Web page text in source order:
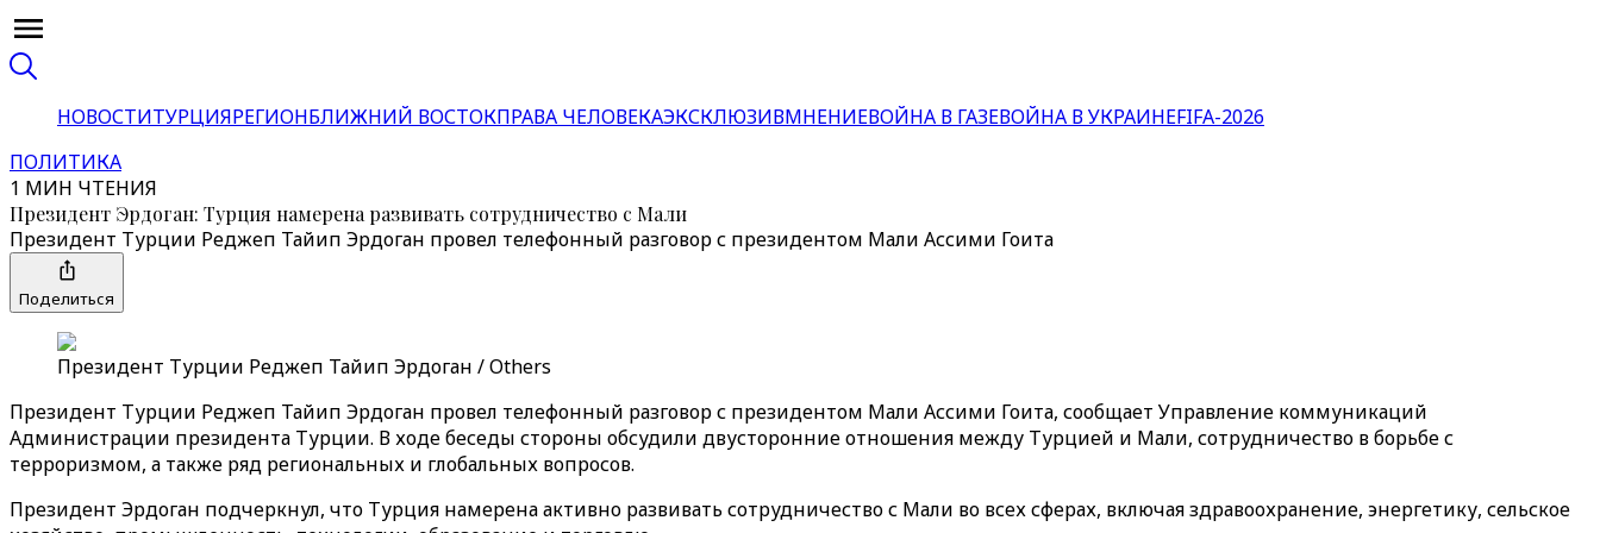
НОВОСТИТУРЦИЯРЕГИОНБЛИЖНИЙ ВОСТОКПРАВА ЧЕЛОВЕКАЭКСКЛЮЗИВМНЕНИЕВОЙНА В ГАЗЕВОЙНА В УКРАИНЕFIFA-2026
ПОЛИТИКА
1 МИН ЧТЕНИЯ
Президент Эрдоган: Турция намерена развивать сотрудничество с Мали
Президент Турции Реджеп Тайип Эрдоган провел телефонный разговор с президентом Мали Ассими Гоита
Поделиться
Президент Турции Реджеп Тайип Эрдоган / Others
Президент Турции Реджеп Тайип Эрдоган провел телефонный разговор с президентом Мали Ассими Гоита, сообщает Управление коммуникаций
Администрации президента Турции. В ходе беседы стороны обсудили двусторонние отношения между Турцией и Мали, сотрудничество в борьбе с
терроризмом, а также ряд региональных и глобальных вопросов.
Президент Эрдоган подчеркнул, что Турция намерена активно развивать сотрудничество с Мали во всех сферах, включая здравоохранение, энергетику, сельское